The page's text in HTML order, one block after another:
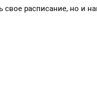
свое расписание, но и